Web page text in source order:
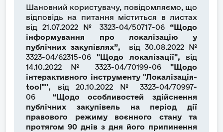
Шановний користувачу, повідомляємо, що
відповідь на питання міститься в листах
від 21.07.2022 № 3323-04/50717-06 “Щодо
інформування про локалізацію у
публічних закупівлях”, від 30.08.2022 №
3323-04/62315-06"Щодо локалізації", від
14.10.2022 № 3323-04/70199-06 "Щодо
інтерактивного інструменту "Локалізація-
tool"", від 20.10.2022 № 3323-04/70997-
06
“Щодо особливостей здійснення
публічних закупівель на період дії
правового режиму воєнного стану та
протягом 90 днів з дня його припинення